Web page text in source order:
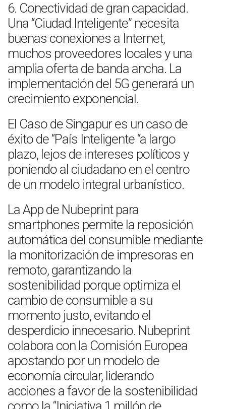
6. Conectividad de gran capacidad.
Una “Ciudad Inteligente” necesita
buenas conexiones a Internet,
muchos proveedores locales y una
amplia oferta de banda ancha. La
implementación del 5G generará un
crecimiento exponencial.
El Caso de Singapur es un caso de
éxito de “País Inteligente “a largo
plazo, lejos de intereses políticos y
poniendo al ciudadano en el centro
de un modelo integral urbanístico.
La App de Nubeprint para
smartphones permite la reposición
automática del consumible mediante
la monitorización de impresoras en
remoto, garantizando la
sostenibilidad porque optimiza el
cambio de consumible a su
momento justo, evitando el
desperdicio innecesario. Nubeprint
colabora con la Comisión Europea
apostando por un modelo de
economía circular, liderando
acciones a favor de la sostenibilidad
como la “Iniciativa 1 millón de